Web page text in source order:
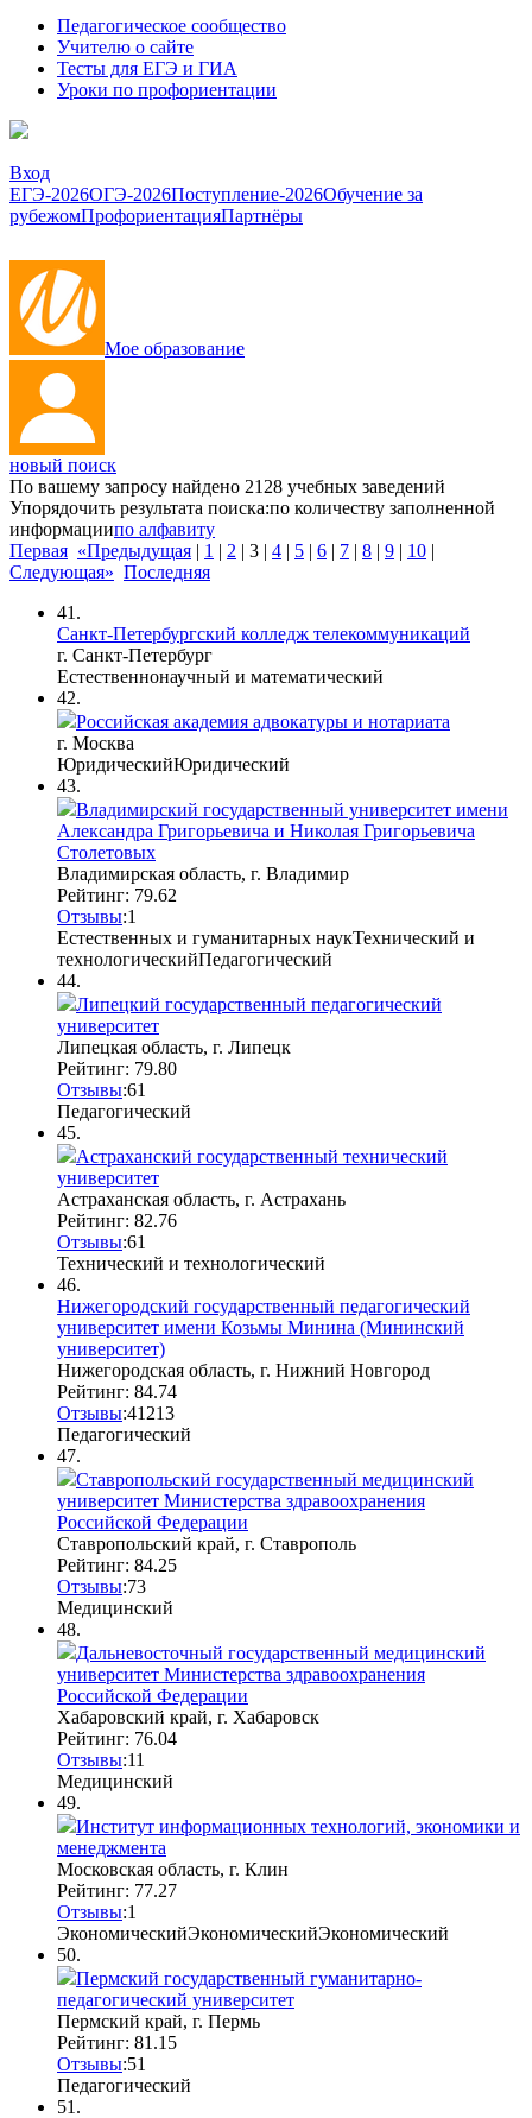
Педагогическое сообщество
Учителю о сайте
Тесты для ЕГЭ и ГИА
Уроки по профориентации
Вход
ЕГЭ-2026ОГЭ-2026Поступление-2026Обучение за
рубежомПрофориентацияПартнёры
Мое образование
новый поиск
По вашему запросу найдено 2128 учебных заведений
Упорядочить результата поиска:по количеству заполненной
информациипо алфавиту
Первая «Предыдущая | 1 | 2 | 3 | 4 | 5 | 6 | 7 | 8 | 9 | 10 |
Следующая» Последняя
41.
Санкт-Петербургский колледж телекоммуникаций
г. Санкт-Петербург
Естественнонаучный и математический
42.
Российская академия адвокатуры и нотариата
г. Москва
ЮридическийЮридический
43.
Владимирский государственный университет имени
Александра Григорьевича и Николая Григорьевича
Столетовых
Владимирская область, г. Владимир
Рейтинг: 79.62
Отзывы:1
Естественных и гуманитарных наукТехнический и
технологическийПедагогический
44.
Липецкий государственный педагогический
университет
Липецкая область, г. Липецк
Рейтинг: 79.80
Отзывы:61
Педагогический
45.
Астраханский государственный технический
университет
Астраханская область, г. Астрахань
Рейтинг: 82.76
Отзывы:61
Технический и технологический
46.
Нижегородский государственный педагогический
университет имени Козьмы Минина (Мининский
университет)
Нижегородская область, г. Нижний Новгород
Рейтинг: 84.74
Отзывы:41 213
Педагогический
47.
Ставропольский государственный медицинский
университет Министерства здравоохранения
Российской Федерации
Ставропольский край, г. Ставрополь
Рейтинг: 84.25
Отзывы:73
Медицинский
48.
Дальневосточный государственный медицинский
университет Министерства здравоохранения
Российской Федерации
Хабаровский край, г. Хабаровск
Рейтинг: 76.04
Отзывы:11
Медицинский
49.
Институт информационных технологий, экономики и
менеджмента
Московская область, г. Клин
Рейтинг: 77.27
Отзывы:1
ЭкономическийЭкономическийЭкономический
50.
Пермский государственный гуманитарно-
педагогический университет
Пермский край, г. Пермь
Рейтинг: 81.15
Отзывы:51
Педагогический
51.